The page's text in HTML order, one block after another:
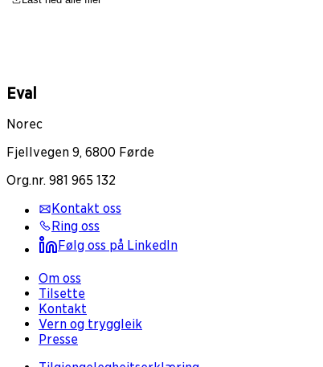
Eval
Norec
Fjellvegen 9, 6800 Førde
Org.nr. 981 965 132
Kontakt oss
Ring oss
Følg oss på LinkedIn
Om oss
Tilsette
Kontakt
Vern og tryggleik
Presse